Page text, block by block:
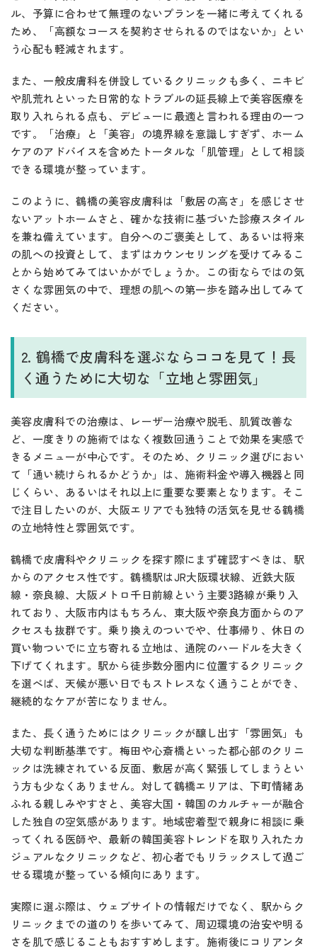
ル、予算に合わせて無理のないプランを一緒に考えてくれる
ため、「高額なコースを契約させられるのではないか」とい
う心配も軽減されます。
また、一般皮膚科を併設しているクリニックも多く、ニキビ
や肌荒れといった日常的なトラブルの延長線上で美容医療を
取り入れられる点も、デビューに最適と言われる理由の一つ
です。「治療」と「美容」の境界線を意識しすぎず、ホーム
ケアのアドバイスを含めたトータルな「肌管理」として相談
できる環境が整っています。
このように、鶴橋の美容皮膚科は「敷居の高さ」を感じさせ
ないアットホームさと、確かな技術に基づいた診療スタイル
を兼ね備えています。自分へのご褒美として、あるいは将来
の肌への投資として、まずはカウンセリングを受けてみるこ
とから始めてみてはいかがでしょうか。この街ならではの気
さくな雰囲気の中で、理想の肌への第一歩を踏み出してみて
ください。
2. 鶴橋で皮膚科を選ぶならココを見て！長
く通うために大切な「立地と雰囲気」
美容皮膚科での治療は、レーザー治療や脱毛、肌質改善な
ど、一度きりの施術ではなく複数回通うことで効果を実感で
きるメニューが中心です。そのため、クリニック選びにおい
て「通い続けられるかどうか」は、施術料金や導入機器と同
じくらい、あるいはそれ以上に重要な要素となります。そこ
で注目したいのが、大阪エリアでも独特の活気を見せる鶴橋
の立地特性と雰囲気です。
鶴橋で皮膚科やクリニックを探す際にまず確認すべきは、駅
からのアクセス性です。鶴橋駅はJR大阪環状線、近鉄大阪
線・奈良線、大阪メトロ千日前線という主要3路線が乗り入
れており、大阪市内はもちろん、東大阪や奈良方面からのア
クセスも抜群です。乗り換えのついでや、仕事帰り、休日の
買い物ついでに立ち寄れる立地は、通院のハードルを大きく
下げてくれます。駅から徒歩数分圏内に位置するクリニック
を選べば、天候が悪い日でもストレスなく通うことができ、
継続的なケアが苦になりません。
また、長く通うためにはクリニックが醸し出す「雰囲気」も
大切な判断基準です。梅田や心斎橋といった都心部のクリニ
ックは洗練されている反面、敷居が高く緊張してしまうとい
う方も少なくありません。対して鶴橋エリアは、下町情緒あ
ふれる親しみやすさと、美容大国・韓国のカルチャーが融合
した独自の空気感があります。地域密着型で親身に相談に乗
ってくれる医師や、最新の韓国美容トレンドを取り入れたカ
ジュアルなクリニックなど、初心者でもリラックスして過ご
せる環境が整っている傾向にあります。
実際に選ぶ際は、ウェブサイトの情報だけでなく、駅からク
リニックまでの道のりを歩いてみて、周辺環境の治安や明る
さを肌で感じることもおすすめします。施術後にコリアンタ